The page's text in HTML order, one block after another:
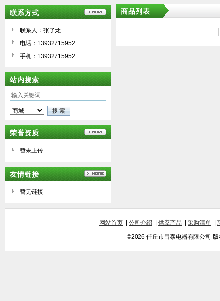
联系方式
联系人：张子龙
电话：13932715952
手机：13932715952
站内搜索
荣誉资质
暂未上传
友情链接
暂无链接
商品列表
网站首页 公司介绍 供应产品 采购清单
©2026 任丘市昌泰电器有限公司